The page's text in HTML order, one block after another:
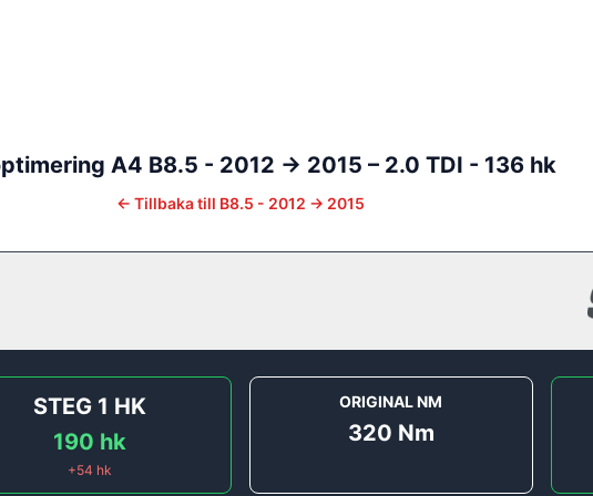
A4 B8.5 - 2012 -> 2015 – 2.0 TDI - 136 hk
← Tillbaka till B8.5 - 2012 -> 2015
STEG 1 HK
190 hk
+54 hk
ORIGINAL NM
320 Nm